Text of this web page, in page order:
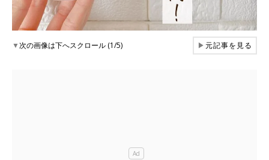
▼次の画像は下へスクロール (1/5) ▶元記事を見る